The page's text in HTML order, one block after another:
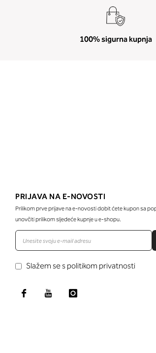
100% sigurna kupnja
PRIJAVA NA E-NOVOSTI
Prilikom prve prijave na e-novosti dobit ćete kupon sa
unovčiti prilikom sljedeće kupnje u e-shopu.
Slažem se s politikom privatnosti